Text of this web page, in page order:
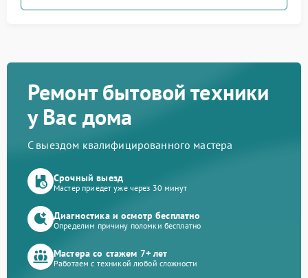
Ремонт бытовой техники
у Вас дома
С выездом квалифицированного мастера
Срочный выезд
Мастер приедет уже через 30 минут
Диагностика и осмотр бесплатно
Определим причину поломки бесплатно
Мастера со стажем 7+ лет
Работаем с техникой любой сложности